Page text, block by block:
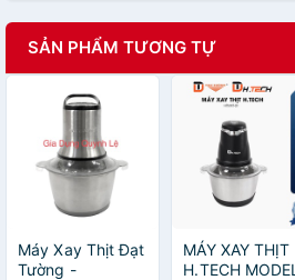
SẢN PHẨM TƯƠNG TỰ
Máy Xay Thịt Đạt
Tường -
MÁY XAY THỊT
H.TECH MODEL